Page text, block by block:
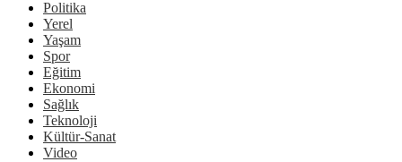
Politika
Yerel
Yaşam
Spor
Eğitim
Ekonomi
Sağlık
Teknoloji
Kültür-Sanat
Video